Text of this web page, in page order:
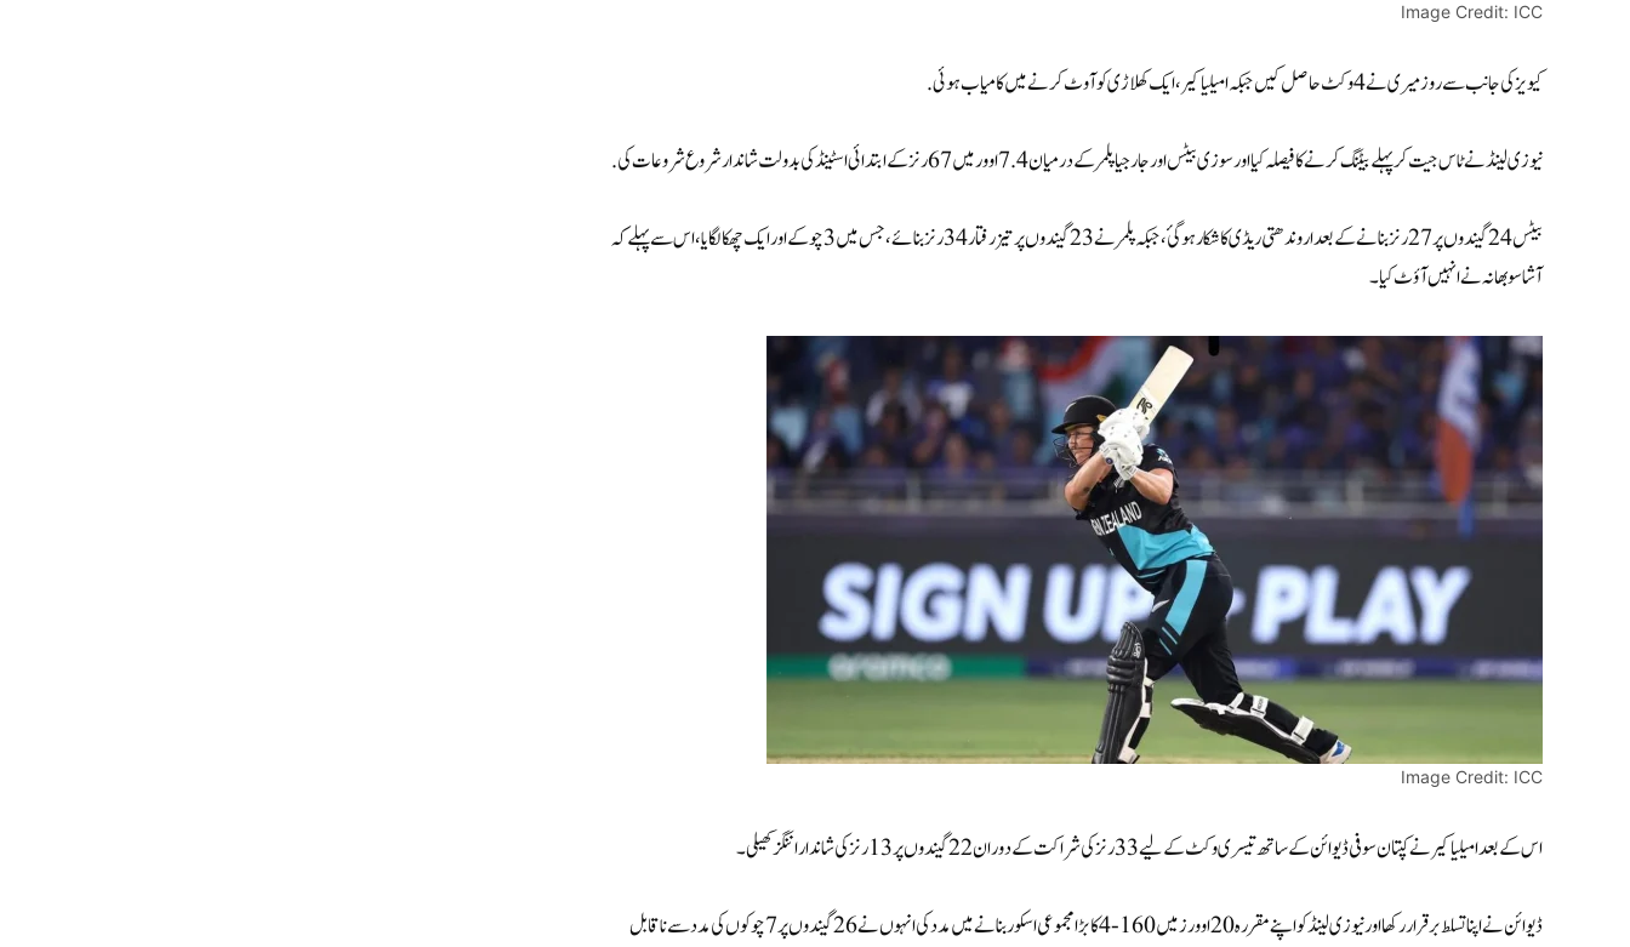
Image Credit: ICC
کیویز کی جانب سے روز میری نے 4 وکٹ حاصل کیں جبکہ امیلیا کیر، ایک کھلاڑی کو آوٹ کرنے میں کامیاب ہوئی.
نیوزی لینڈ نے ٹاس جیت کر پہلے بیٹنگ کرنے کا فیصلہ کیا اور سوزی بیٹس اور جارجیا پلمر کے درمیان 7.4 اوور میں 67 رنز کے ابتدائی اسٹینڈ کی بدولت شاندار شروع شروعات کی.
بیٹس 24 گیندوں پر 27 رنز بنانے کے بعد اروندھتی ریڈی کا شکار ہو گئ، جبکہ پلمر نے 23 گیندوں پر تیز رفتار 34 رنز بنائے، جس میں 3 چوکے اور ایک چھکا لگایا، اس سے پہلے کہ
آشا سوبھانہ نے انہیں آؤٹ کیا۔
Image Credit: ICC
اس کے بعد امیلیا کیر نے کپتان سوفی ڈیوائن کے ساتھ تیسری وکٹ کے لیے 33 رنز کی شراکت کے دوران 22 گیندوں پر 13 رنز کی شاندار اننگز کھیلی۔
ڈیوائن نے اپنا تسلط برقرار رکھا اور نیوزی لینڈ کو اپنے مقررہ 20 اوورز میں 160-4 کا بڑا مجموعی اسکور بنانے میں مدد کی انہوں نے 26 گیندوں پر 7 چوکوں کی مدد سے ناقابل